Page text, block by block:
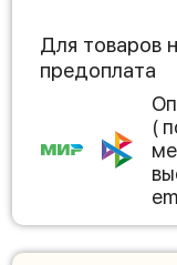
Для товаров
предоплата
(